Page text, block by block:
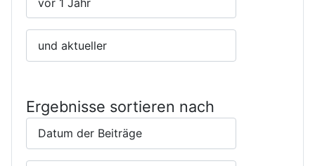
Ergebnisse sortieren nach